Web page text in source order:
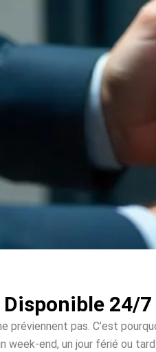
Disponible 24/
préviennent pas. C’est
week-end, un jour férié ou